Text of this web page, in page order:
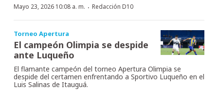
Mayo 23, 2026 10:08 a. m. · Redacción D10
Torneo Apertura
El campeón Olimpia se despide
ante Luqueño
El flamante campeón del torneo Apertura Olimpia se
despide del certamen enfrentando a Sportivo Luqueño en el
Luis Salinas de Itauguá.